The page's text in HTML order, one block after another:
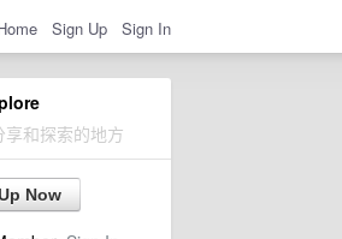
Sign Up Sign In
和探索的地方
Now